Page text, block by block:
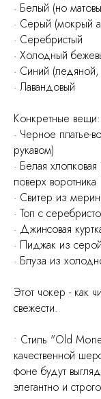
· Белый (но
· Серый (мокрый
· Серебристый
· Холодный
· Синий
· Лавандовый
Конкретные вещи:
· Черное
рукавом)
· Белая
поверх воротника
· Свитер из
· Топ с
· Джинсовая
· Пиджак из
· Блуза из
Этот чокер - как
свежести.
• Стиль "Old
качественной
фоне будут
элегантно и